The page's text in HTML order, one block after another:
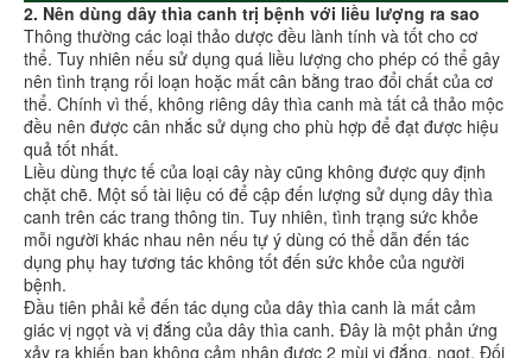
2. Nên dùng dây thìa canh trị bệnh với liều lượng ra sao
Thông thường các loại thảo dược đều lành tính và tốt cho cơ
thể. Tuy nhiên nếu sử dụng quá liều lượng cho phép có thể gây
nên tình trạng rối loạn hoặc mất cân bằng trao đổi chất của cơ
thể. Chính vì thế, không riêng dây thìa canh mà tất cả thảo mộc
đều nên được cân nhắc sử dụng cho phù hợp để đạt được hiệu
quả tốt nhất.
Liều dùng thực tế của loại cây này cũng không được quy định
chặt chẽ. Một số tài liệu có để cập đến lượng sử dụng dây thìa
canh trên các trang thông tin. Tuy nhiên, tình trạng sức khỏe
mỗi người khác nhau nên nếu tự ý dùng có thể dẫn đến tác
dụng phụ hay tương tác không tốt đến sức khỏe của người
bệnh.
Đầu tiên phải kể đến tác dụng của dây thìa canh là mất cảm
giác vị ngọt và vị đắng của dây thìa canh. Đây là một phản ứng
xảy ra khiến bạn không cảm nhận được 2 mùi vị đắng, ngọt. Đối